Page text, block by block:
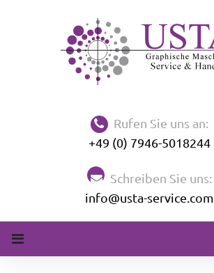
Rufen Sie uns an:
+49 (0) 7946-5018244
Schreiben Sie uns:
info@usta-service.com